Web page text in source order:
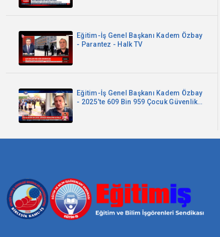
Eğitim-İş Genel Başkanı Kadem Özbay
- Parantez - Halk TV
Eğitim-İş Genel Başkanı Kadem Özbay
- 2025’te 609 Bin 959 Çocuk Güvenlik